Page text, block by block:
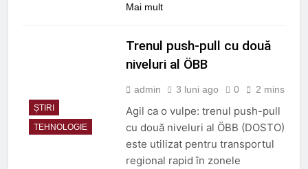
Mai mult
ȘTIRI
TEHNOLOGIE
Trenul push-pull cu două
niveluri al ÖBB
admin 3 luni ago 0 2 mins
Agil ca o vulpe: trenul push-pull
cu două niveluri al ÖBB (DOSTO)
este utilizat pentru transportul
regional rapid în zonele